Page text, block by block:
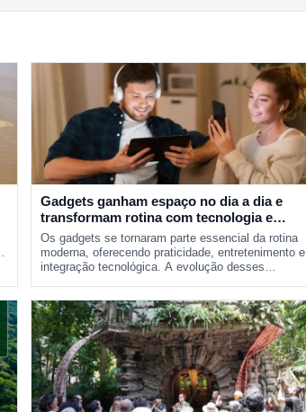
Gadgets ganham espaço no dia a dia e
transformam rotina com tecnologia e
praticidade
Os gadgets se tornaram parte essencial da rotina
moderna, oferecendo praticidade, entretenimento e
integração tecnológica. A evolução desses…